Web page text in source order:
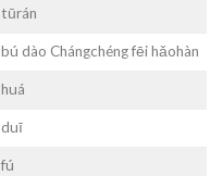
tūrán
bú dào Chángchéng fēi hǎohàn
huá
duī
fú